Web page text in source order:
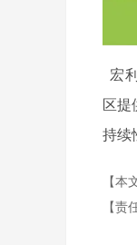
宏
区提
持续
【本
【责